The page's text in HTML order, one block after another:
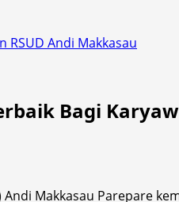
RSUD Andi Makkasau
Bagi
Makkasau Parepare